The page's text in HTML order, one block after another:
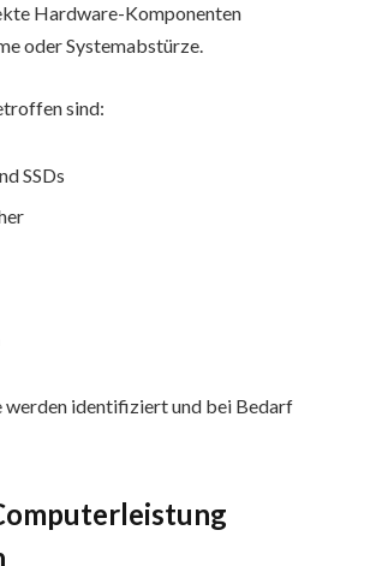
Hardware-Komponenten
oder Systemabstürze.
sind:
SSDs
werden identifiziert und bei Bedarf